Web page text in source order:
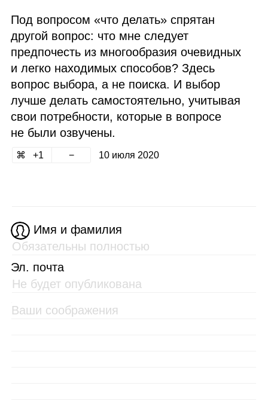
Под вопросом «что делать» спрятан
другой вопрос: что мне следует
предпочесть из многообразия очевидных
и легко находимых способов? Здесь
вопрос выбора, а не поиска. И выбор
лучше делать самостоятельно, учитывая
свои потребности, которые в вопросе
не были озвучены.
1 10 июля 2020
Имя и фамилия
Эл. почта